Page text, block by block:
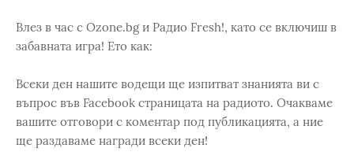
Влез в час с Ozone.bg и Радио Fresh!, като се включиш в
забавната игра! Ето как:
Всеки ден нашите водещи ще изпитват знанията ви с
въпрос във Facebook страницата на радиото. Очакваме
вашите отговори с коментар под публикацията, а ние
ще раздаваме награди всеки ден!